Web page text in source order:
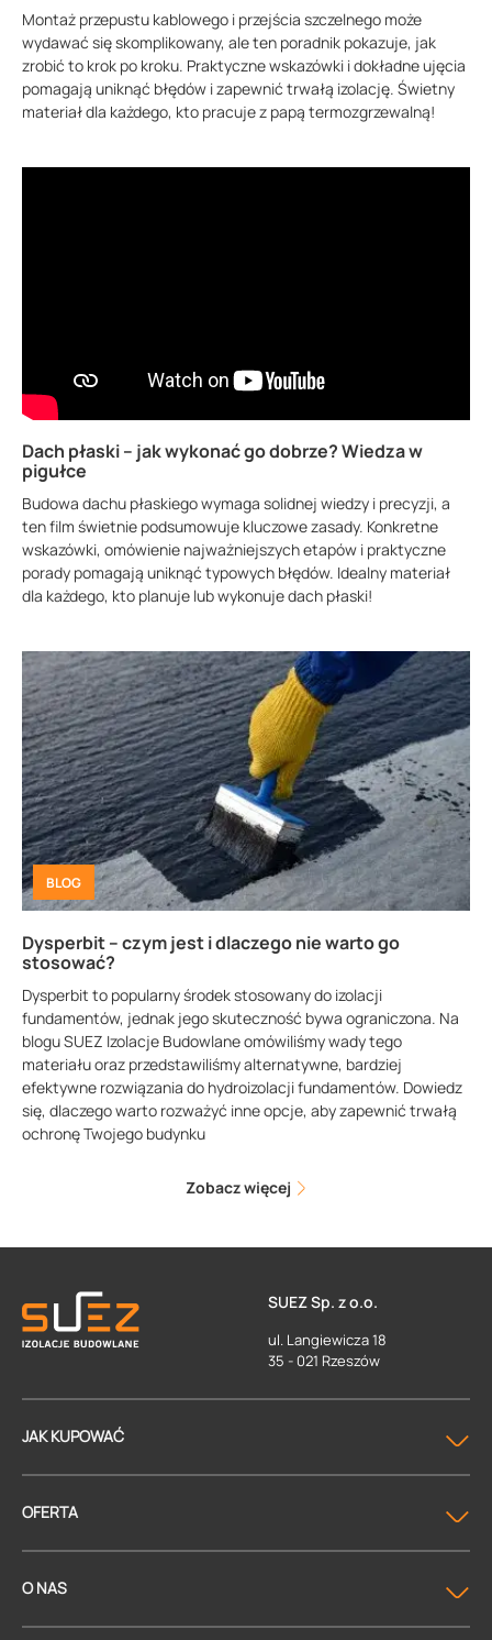
Montaż przepustu kablowego i przejścia szczelnego może
wydawać się skomplikowany, ale ten poradnik pokazuje, jak
zrobić to krok po kroku. Praktyczne wskazówki i dokładne ujęcia
pomagają uniknąć błędów i zapewnić trwałą izolację. Świetny
materiał dla każdego, kto pracuje z papą termozgrzewalną!
Dach płaski – jak wykonać go dobrze? Wiedza w
pigułce
Budowa dachu płaskiego wymaga solidnej wiedzy i precyzji, a
ten film świetnie podsumowuje kluczowe zasady. Konkretne
wskazówki, omówienie najważniejszych etapów i praktyczne
porady pomagają uniknąć typowych błędów. Idealny materiał
dla każdego, kto planuje lub wykonuje dach płaski!
BLOG
Dysperbit – czym jest i dlaczego nie warto go
stosować?
Dysperbit to popularny środek stosowany do izolacji
fundamentów, jednak jego skuteczność bywa ograniczona. Na
blogu SUEZ Izolacje Budowlane omówiliśmy wady tego
materiału oraz przedstawiliśmy alternatywne, bardziej
efektywne rozwiązania do hydroizolacji fundamentów. Dowiedz
się, dlaczego warto rozważyć inne opcje, aby zapewnić trwałą
ochronę Twojego budynku
Zobacz więcej
SUEZ Sp. z o.o.
ul. Langiewicza 18
35 - 021 Rzeszów
JAK KUPOWAĆ
OFERTA
O NAS